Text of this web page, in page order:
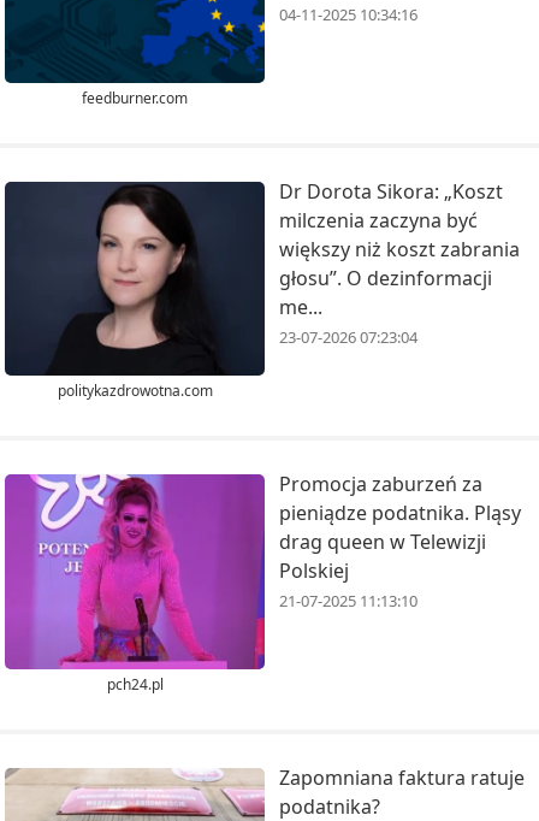
feedburner.com
04-11-2025 10:34:16
politykazdrowotna.com
Dr Dorota Sikora: „Koszt
milczenia zaczyna być
większy niż koszt zabrania
głosu”. O dezinformacji
me...
23-07-2026 07:23:04
pch24.pl
Promocja zaburzeń za
pieniądze podatnika. Pląsy
drag queen w Telewizji
Polskiej
21-07-2025 11:13:10
Zapomniana faktura ratuje
podatnika?